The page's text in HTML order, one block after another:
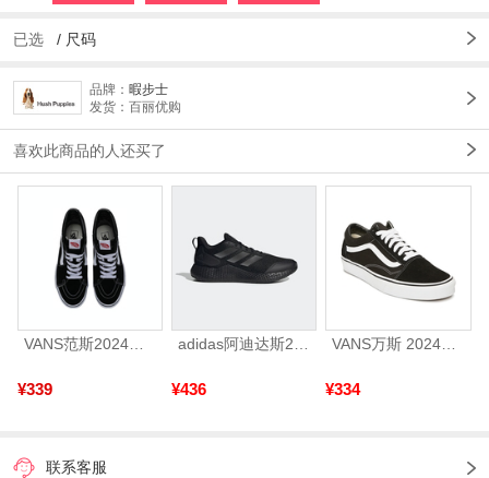
已选 / 尺码
品牌： 暇步士
发货：百丽优购
喜欢此商品的人还买了
VANS范斯2024中性SK8-HiCL帆布鞋/硫化鞋VN000D5IB8C
¥339 ¥436 ¥334
联系客服